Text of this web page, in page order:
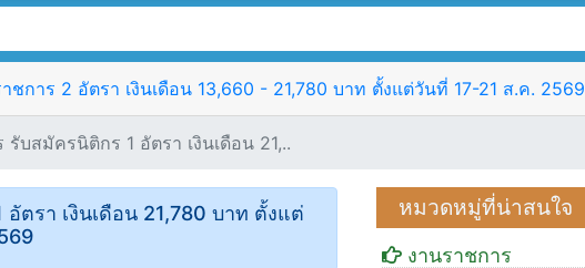
าร 2 อัตรา เงินเดือน 13,660 - 21,780 บาท ตั้งแต่วันที่ 17-21 ส.ค. 2569
สมัครนิติกร 1 อัตรา เงินเดือน 21,..
รา เงินเดือน 21,780 บาท ตั้งแต่
หมวดหมู่ที่น่าสนใจ
งานราชการ